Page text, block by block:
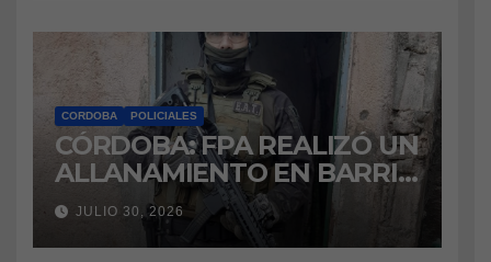
CORDOBA POLICIALES
CÓRDOBA: FPA REALIZÓ UN
ALLANAMIENTO EN BARRIO
VILLA BOEDO
RELACIONADO CON UNA
CAUSA DE DROGAS EN LA
JULIO 30, 2026